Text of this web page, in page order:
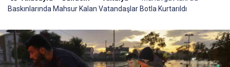
Baskınlarında Mahsur Kalan Vatandaşlar Botla Kurtarıldı